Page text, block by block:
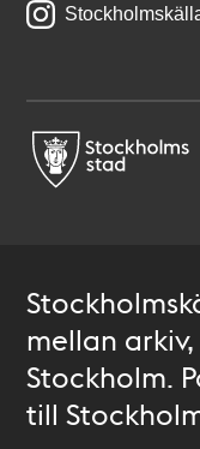
mellan
Stockholm.
till